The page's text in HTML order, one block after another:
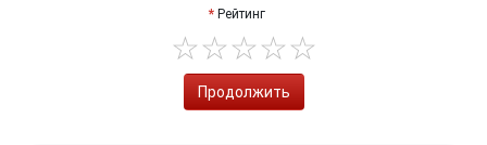
Рейтинг
Продолжить